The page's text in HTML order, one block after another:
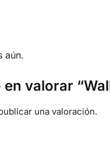
aún.
en valorar
una valoración.